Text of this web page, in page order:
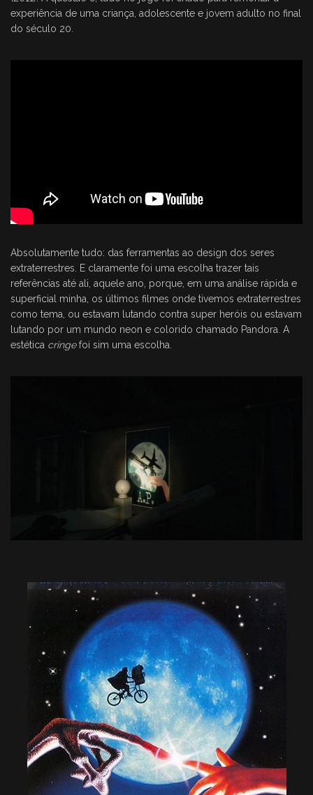
experiência de uma criança, adolescente e jovem adulto no final
do século 20.
Absolutamente tudo: das ferramentas ao design dos seres
extraterrestres. E claramente foi uma escolha trazer tais
referências até ali, aquele ano, porque, em uma análise rápida e
superficial minha, os últimos filmes onde tivemos extraterrestres
como tema, ou estavam lutando contra super heróis ou estavam
lutando por um mundo neon e colorido chamado Pandora. A
estética cringefoi sim uma escolha.